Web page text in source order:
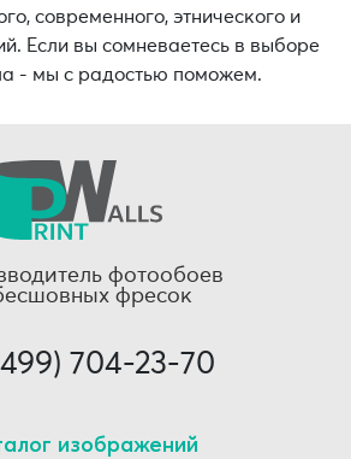
современного, этнического и
Если вы сомневаетесь в выборе
- мы с радостью поможем.
фотообоев
фресок
704-23-70
изображений